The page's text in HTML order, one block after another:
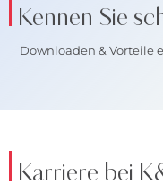
Kennen Sie
Downloaden & Vorteile
Karriere bei